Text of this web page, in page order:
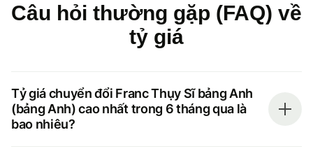
Câu hỏi thường gặp (FAQ) về
tỷ giá
Tỷ giá chuyển đổi Franc Thụy Sĩ bảng Anh
(bảng Anh) cao nhất trong 6 tháng qua là
bao nhiêu?